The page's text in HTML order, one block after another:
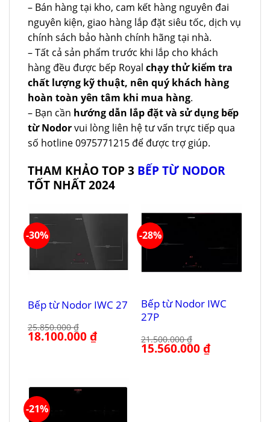
– Bán hàng tại kho, cam kết hàng nguyên đai
nguyên kiện, giao hàng lắp đặt siêu tốc, dịch vụ
chính sách bảo hành chính hãng tại nhà.
– Tất cả sản phẩm trước khi lắp cho khách
hàng đều được bếp Royal chạy thử kiểm tra
chất lượng kỹ thuật, nên quý khách hàng
hoàn toàn yên tâm khi mua hàng.
– Bạn cần hướng dẫn lắp đặt và sử dụng bếp
từ Nodorvui lòng liên hệ tư vấn trực tiếp qua
số hotline 0975771215 để được trợ giúp.
THAM KHẢO TOP 3 BẾP TỪ NODOR
TỐT NHẤT 2024
-30%
Bếp từ Nodor IWC 27
25.850.000₫
Giá
gốc
18.100.000₫Giá
hiện
-28%
Bếp từ Nodor IWC
27P
21.500.000₫
Giá
gốc
15.560.000₫Giá
hiện
-21%